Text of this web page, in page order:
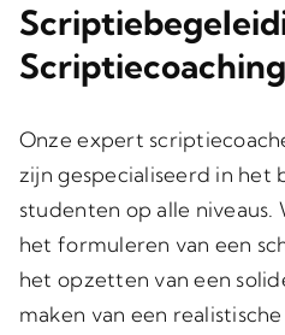
Scriptiecoaching
Onze expert
zijn gespecialiseerd in het
studenten op alle niveaus.
het formuleren van een
het opzetten van een
maken van een